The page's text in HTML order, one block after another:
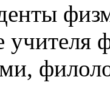
учителя